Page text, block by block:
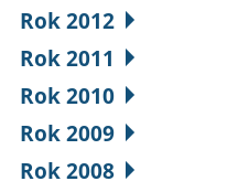
Rok 2012
Rok 2011
Rok 2010
Rok 2009
Rok 2008